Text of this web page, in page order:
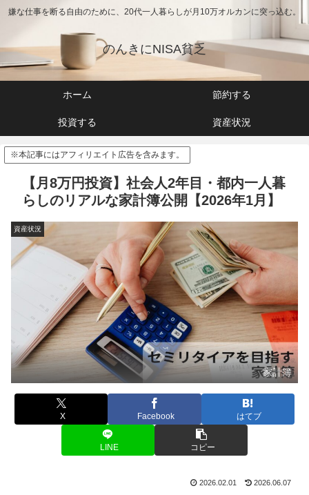
嫌な仕事を断る自由のために、20代一人暮らしが月10万オルカンに突っ込む。
のんきにNISA貧乏
ホーム 節約する
投資する 資産状況
※本記事にはアフィリエイト広告を含みます。
【月8万円投資】社会人2年目・都内一人暮
らしのリアルな家計簿公開【2026年1月】
資産状況
家計簿
X Facebook はてブ
LINE コピー
2026.02.01 2026.06.07